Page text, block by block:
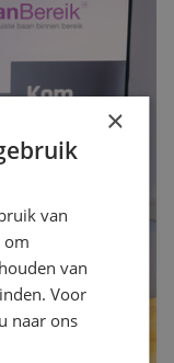
×
van
om
van
Voor
naar ons